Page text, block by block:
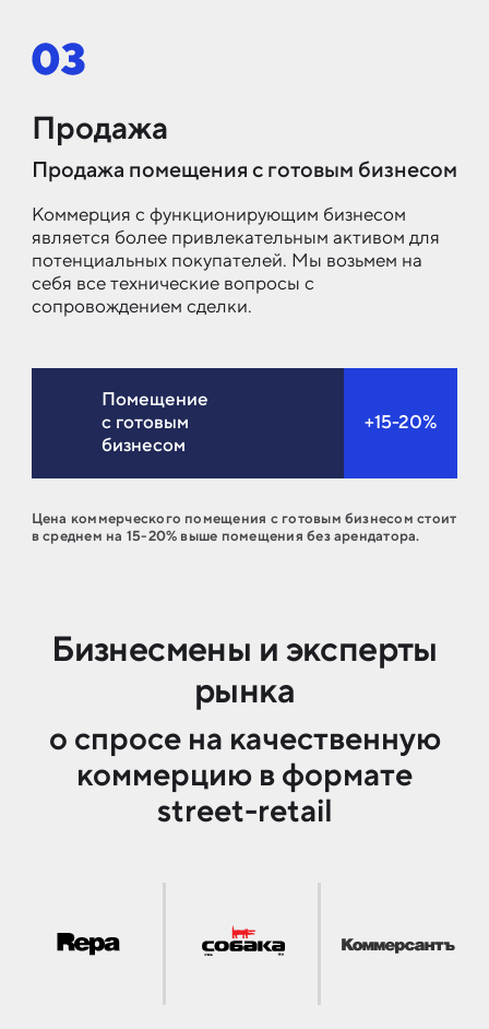
Продажа
Продажа помещения с готовым бизнесом
Коммерция с функционирующим бизнесом
является более привлекательным активом для
потенциальных покупателей. Мы возьмем на
себя все технические вопросы с
сопровождением сделки.
Помещение
с готовым
бизнесом
+15-20%
Цена коммерческого помещения с готовым бизнесом стоит
в среднем на 15-20% выше помещения без арендатора.
Бизнесмены и эксперты
рынка
о спросе на качественную
коммерцию в формате
street-retail